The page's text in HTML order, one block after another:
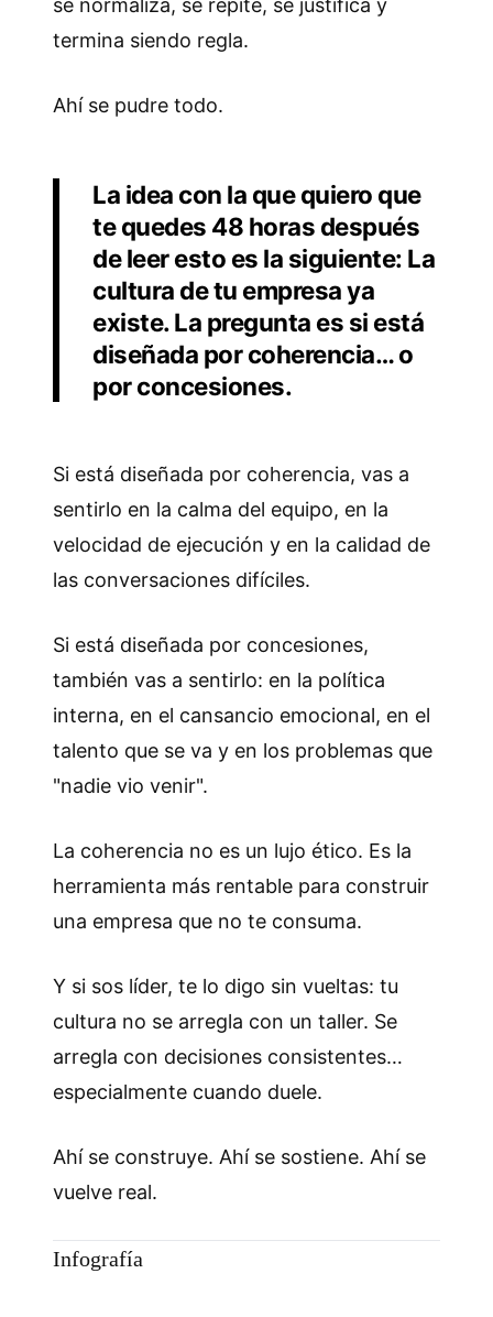
se normaliza, se repite, se justifica y
termina siendo regla.
Ahí se pudre todo.
La idea con la que quiero que
te quedes 48 horas después
de leer esto es la siguiente: La
cultura de tu empresa ya
existe. La pregunta es si está
diseñada por coherencia… o
por concesiones.
Si está diseñada por coherencia, vas a
sentirlo en la calma del equipo, en la
velocidad de ejecución y en la calidad de
las conversaciones difíciles.
Si está diseñada por concesiones,
también vas a sentirlo: en la política
interna, en el cansancio emocional, en el
talento que se va y en los problemas que
"nadie vio venir".
La coherencia no es un lujo ético. Es la
herramienta más rentable para construir
una empresa que no te consuma.
Y si sos líder, te lo digo sin vueltas: tu
cultura no se arregla con un taller. Se
arregla con decisiones consistentes…
especialmente cuando duele.
Ahí se construye. Ahí se sostiene. Ahí se
vuelve real.
Infografía